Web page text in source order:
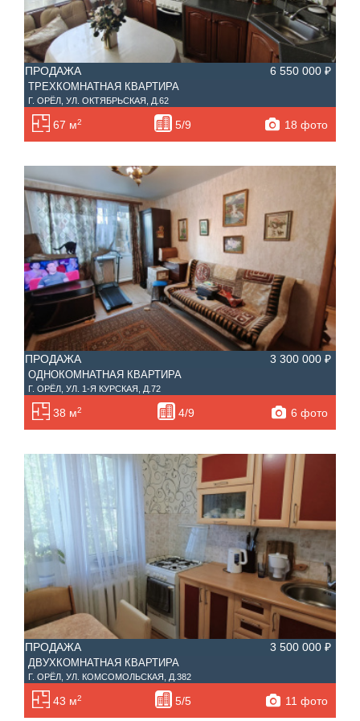
ПРОДАЖА 6 550 000 ₽
ТРЕХКОМНАТНАЯ КВАРТИРА
Г. ОРЁЛ, УЛ. ОКТЯБРЬСКАЯ, Д.62
67 м2 5/9 18 фото
ПРОДАЖА 3 300 000 ₽
ОДНОКОМНАТНАЯ КВАРТИРА
Г. ОРЁЛ, УЛ. 1-Я КУРСКАЯ, Д.72
38 м2 4/9 6 фото
ПРОДАЖА 3 500 000 ₽
ДВУХКОМНАТНАЯ КВАРТИРА
Г. ОРЁЛ, УЛ. КОМСОМОЛЬСКАЯ, Д.382
43 м2 5/5 11 фото